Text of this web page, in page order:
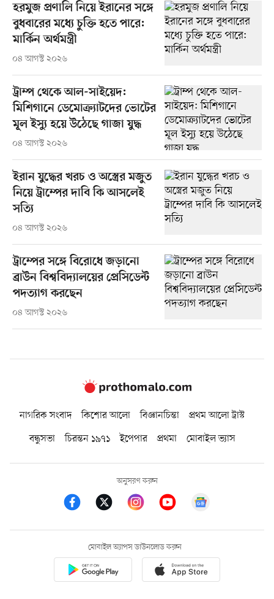
হরমুজ প্রণালি নিয়ে ইরানের সঙ্গে
বুধবারের মধ্যে চুক্তি হতে পারে:
মার্কিন অর্থমন্ত্রী
০৪ আগস্ট ২০২৬
ট্রাম্প থেকে আল-সাইয়েদ:
মিশিগানে ডেমোক্র্যাটদের ভোটের
মূল ইস্যু হয়ে উঠেছে গাজা যুদ্ধ
০৪ আগস্ট ২০২৬
ইরান যুদ্ধের খরচ ও অস্ত্রের মজুত
নিয়ে ট্রাম্পের দাবি কি আসলেই
সত্যি
০৪ আগস্ট ২০২৬
ট্রাম্পের সঙ্গে বিরোধে জড়ানো
ব্রাউন বিশ্ববিদ্যালয়ের প্রেসিডেন্ট
পদত্যাগ করছেন
০৪ আগস্ট ২০২৬
নাগরিক সংবাদ কিশোর আলো বিজ্ঞানচিন্তা
প্রথম আলো ট্রাস্ট
বন্ধুসভা
চিরন্তন ১৯৭১ ইপেপার প্রথমা মোবাইল ভ্যাস
অনুসরণ করুন
মোবাইল অ্যাপস ডাউনলোড করুন